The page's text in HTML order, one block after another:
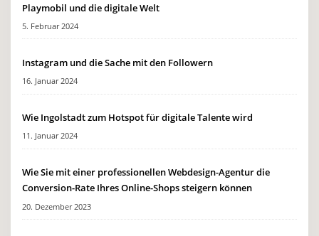
Playmobil und die digitale Welt
5. Februar 2024
Instagram und die Sache mit den Followern
16. Januar 2024
Wie Ingolstadt zum Hotspot für digitale Talente wird
11. Januar 2024
Wie Sie mit einer professionellen Webdesign-Agentur die
Conversion-Rate Ihres Online-Shops steigern können
20. Dezember 2023